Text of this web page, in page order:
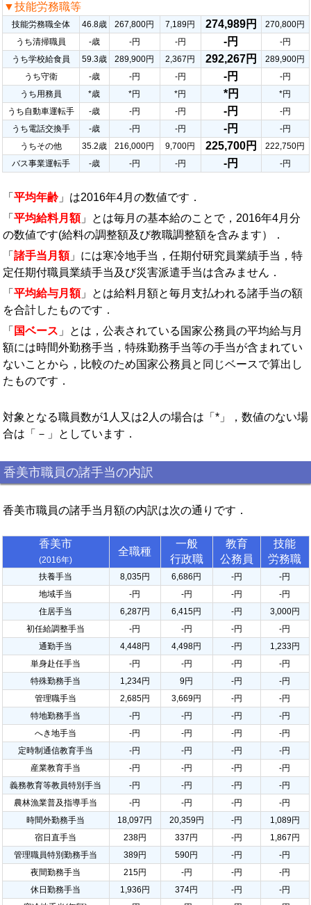
▼技能労務職等
技能労務職全体 46.8歳 267,800円 7,189円 274,989円
270,800円
うち清掃職員
-歳 -円 -円 -円
-円
うち学校給食員
59.3歳 289,900円 2,367円 292,267円
289,900円
うち守衛
-歳 -円 -円 -円
-円
うち用務員
*歳 *円 *円 *円
*円
うち自動車運転手
-歳 -円 -円 -円
-円
うち電話交換手
-歳 -円 -円 -円
-円
うちその他
35.2歳 216,000円 9,700円 225,700円
222,750円
バス事業運転手
-歳 -円 -円 -円 -円
「 平均年齢 」は2016年4月の数値です．
「 平均給料月額」とは毎月の基本給のことで，2016年4月分
の数値です(給料の調整額及び教職調整額を含みます）．
「 諸手当月額」には寒冷地手当，任期付研究員業績手当，特
定任期付職員業績手当及び災害派遣手当は含みません．
「 平均給与月額」とは給料月額と毎月支払われる諸手当の額
を合計したものです．
「 国ベース 」とは，公表されている国家公務員の平均給与月
額には時間外勤務手当，特殊勤務手当等の手当が含まれてい
ないことから，比較のため国家公務員と同じベースで算出し
たものです．
対象となる職員数が1人又は2人の場合は「*」，数値のない場
合は「－」としています．
香美市職員の諸手当の内訳
香美市職員の諸手当月額の内訳は次の通りです．
香美市
(2016年)
全職種
一般
行政職
教育
公務員
技能
労務職
扶養手当 8,035円 6,686円 -円
-円
地域手当
-円 -円 -円
-円
住居手当
6,287円 6,415円 -円
3,000円
初任給調整手当
-円 -円 -円
-円
通勤手当
4,448円 4,498円 -円
1,233円
単身赴任手当
-円 -円 -円
-円
特殊勤務手当
1,234円 9円 -円
-円
管理職手当
2,685円 3,669円 -円
-円
特地勤務手当
-円 -円 -円
-円
へき地手当
-円 -円 -円
-円
定時制通信教育手当
-円 -円 -円
-円
産業教育手当
-円 -円 -円
-円
義務教育等教員特別手当
-円 -円 -円
-円
農林漁業普及指導手当
-円 -円 -円
-円
時間外勤務手当
18,097円 20,359円 -円
1,089円
宿日直手当
238円 337円 -円
1,867円
管理職員特別勤務手当
389円 590円 -円
-円
夜間勤務手当
215円 -円 -円
-円
休日勤務手当
1,936円 374円 -円
-円